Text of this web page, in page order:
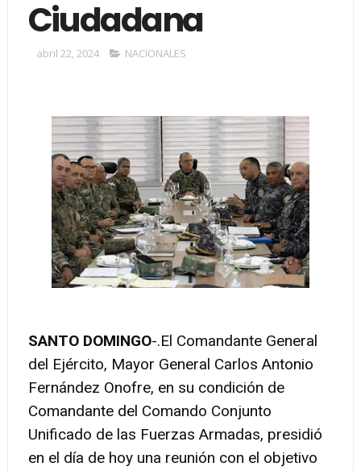
Ciudadana
abril 22, 2024 NACIONALES
SANTO DOMINGO-.El Comandante General
del Ejército, Mayor General Carlos Antonio
Fernández Onofre, en su condición de
Comandante del Comando Conjunto
Unificado de las Fuerzas Armadas, presidió
en el día de hoy una reunión con el objetivo